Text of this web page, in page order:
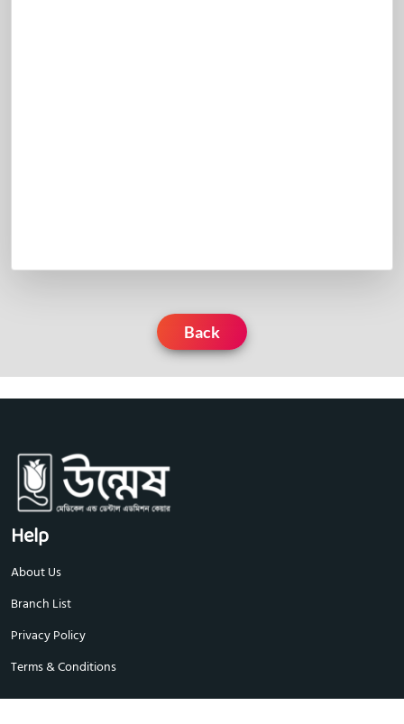
Back
Help
About Us
Branch List
Privacy Policy
Terms & Conditions
Explore